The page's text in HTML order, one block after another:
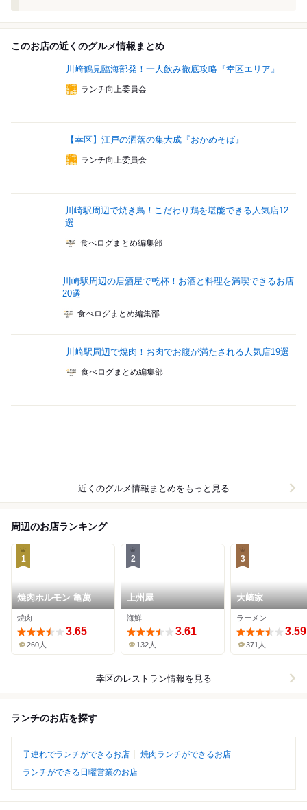
このお店の近くのグルメ情報まとめ
川崎鶴見臨海部発！一人飲み徹底攻略『幸区エリア』
ランチ向上委員会
【幸区】江戸の洒落の集大成『おかめそば』
ランチ向上委員会
川崎駅周辺で焼き鳥！こだわり鶏を堪能できる人気店12
選
食べログまとめ編集部
川崎駅周辺の居酒屋で乾杯！お酒と料理を満喫できるお店
20選
食べログまとめ編集部
川崎駅周辺で焼肉！お肉でお腹が満たされる人気店19選
食べログまとめ編集部
近くのグルメ情報まとめをもっと見る
周辺のお店ランキング
1
焼肉ホルモン 亀萬
焼肉
3.65
260人
2
上州屋
海鮮
3.61
132人
3
大﨑家
ラーメン
3.59
371人
幸区のレストラン情報を見る
ランチのお店を探す
子連れでランチができるお店
焼肉ランチができるお店
ランチができる日曜営業のお店